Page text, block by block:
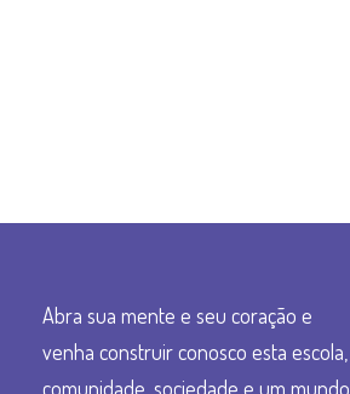
Abra sua mente e seu coração e
venha construir conosco esta escola,
comunidade, sociedade e um mundo